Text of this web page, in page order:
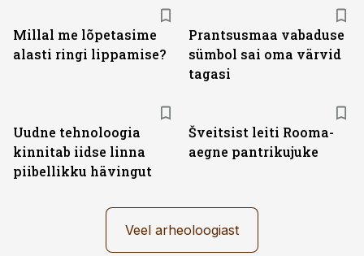
Millal me lõpetasime
alasti ringi lippamise?
Prantsusmaa vabaduse
sümbol sai oma värvid
tagasi
Uudne tehnoloogia
kinnitab iidse linna
piibellikku hävingut
Šveitsist leiti Rooma-
aegne pantrikujuke
Veel arheoloogiast